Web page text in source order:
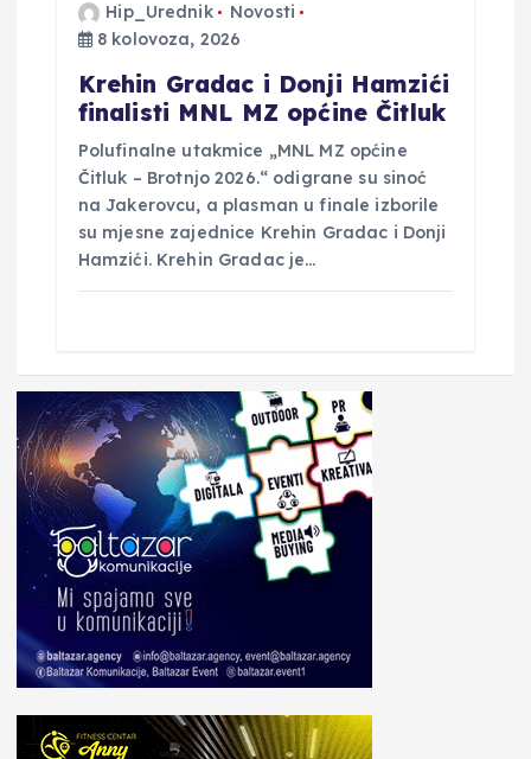
Hip_Urednik
Novosti
8 kolovoza, 2026
Krehin Gradac i Donji Hamzići
finalisti MNL MZ općine Čitluk
Polufinalne utakmice „MNL MZ općine
Čitluk – Brotnjo 2026.“ odigrane su sinoć
na Jakerovcu, a plasman u finale izborile
su mjesne zajednice Krehin Gradac i Donji
Hamzići. Krehin Gradac je…